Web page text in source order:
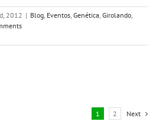
2012 | Blog, Eventos, Genética, Girolando,
1 2 Next